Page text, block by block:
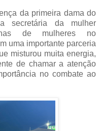
da primeira dama do
secretária da mulher
de mulheres no
uma importante parceria
misturou muita energia,
de chamar a atenção
no combate ao